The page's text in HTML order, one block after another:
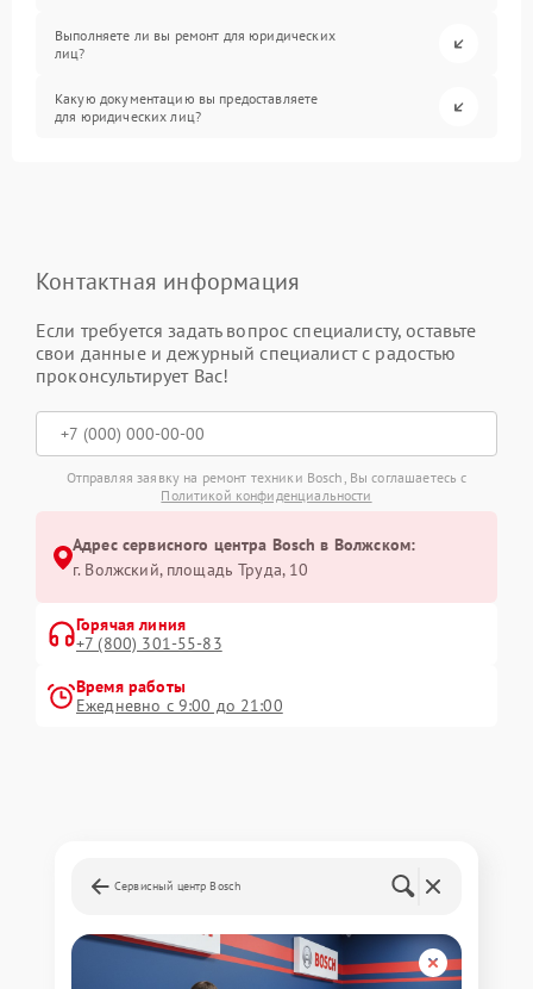
Выполняете ли вы ремонт для юридических
лиц?
Какую документацию вы предоставляете
для юридических лиц?
Контактная информация
Если требуется задать вопрос специалисту, оставьте
свои данные и дежурный специалист с радостью
проконсультирует Вас!
Отправляя заявку на ремонт техники Bosch, Вы соглашаетесь с
Политикой конфиденциальности
Адрес сервисного центра Bosch в Волжском:
г. Волжский, площадь Труда, 10
Горячая линия
+7 (800) 301-55-83
Время работы
Ежедневно с 9:00 до 21:00
Сервисный центр Bosch